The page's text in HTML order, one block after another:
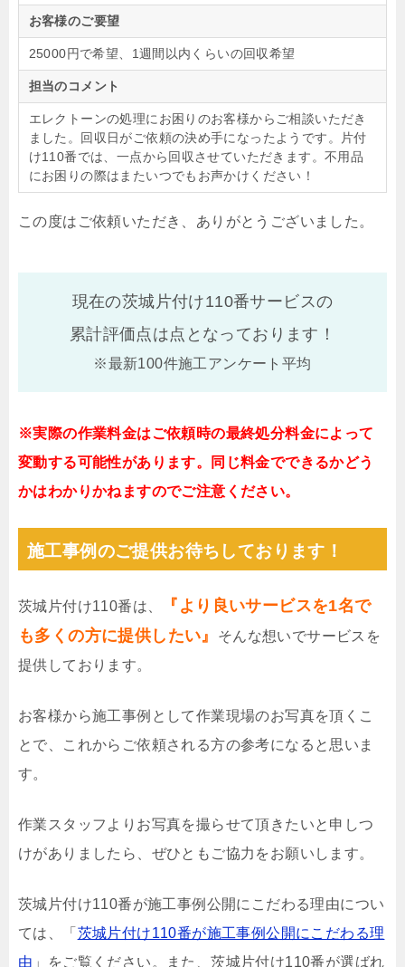
お客様のご要望
25000円で希望、1週間以内くらいの回収希望
担当のコメント
エレクトーンの処理にお困りのお客様からご相談いただき
ました。回収日がご依頼の決め手になったようです。片付
け110番では、一点から回収させていただきます。不用品
にお困りの際はまたいつでもお声かけください！
この度はご依頼いただき、ありがとうございました。
現在の茨城片付け110番サービスの
累計評価点は点となっております！
※最新100件施工アンケート平均
※実際の作業料金はご依頼時の最終処分料金によって
変動する可能性があります。同じ料金でできるかどう
かはわかりかねますのでご注意ください。
施工事例のご提供お待ちしております！
茨城片付け110番は、
『より良いサービスを1名で
も多くの方に提供したい』
そんな想いでサービスを
提供しております。
お客様から施工事例として作業現場のお写真を頂くこ
とで、これからご依頼される方の参考になると思いま
す。
作業スタッフよりお写真を撮らせて頂きたいと申しつ
けがありましたら、ぜひともご協力をお願いします。
茨城片付け110番が施工事例公開にこだわる理由につい
ては、「 茨城片付け110番が施工事例公開にこだわる理
由 」をご覧ください。また、茨城片付け110番が選ばれ